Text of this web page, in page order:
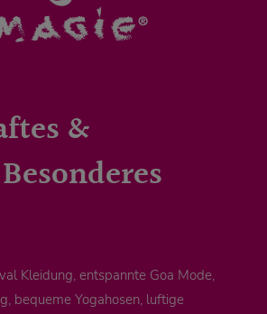
&
Besonderes
Kleidung, entspannte Goa Mode,
bequeme Yogahosen, luftige